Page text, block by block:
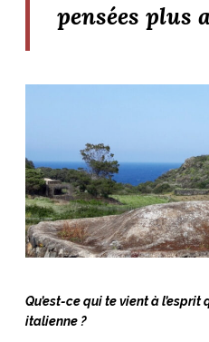
pensées plus
Qu’est-ce qui te vient à
italienne ?